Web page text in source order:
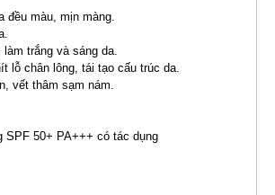
đều màu, mịn màng.
trắng và sáng da.
lỗ chân lông, tái tạo cấu trúc da.
vết thâm sạm nám.
SPF 50+ PA+++ có tác dụng